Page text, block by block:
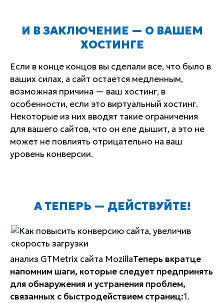
И В ЗАКЛЮЧЕНИЕ — О ВАШЕМ
ХОСТИНГЕ
Если в конце концов вы сделали все, что было в
ваших силах, а сайт остается медленным,
возможная причина — ваш хостинг, в
особенности, если это виртуальный хостинг.
Некоторые из них вводят такие ограничения
для вашего сайтов, что он еле дышит, а это не
может не повлиять отрицательно на ваш
уровень конверсии.
А ТЕПЕРЬ — ДЕЙСТВУЙТЕ!
анализ GTMetrix сайта MozillaТеперь вкратце
напомним шаги, которые следует предпринять
для обнаружения и устранения проблем,
связанных с быстродействием страниц:1.